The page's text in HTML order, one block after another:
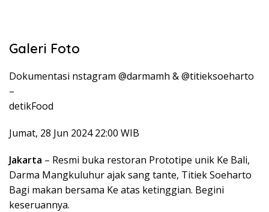
Galeri Foto
Dokumentasi nstagram @darmamh & @titieksoeharto
–
detikFood
Jumat, 28 Jun 2024 22:00 WIB
Jakarta – Resmi buka restoran Prototipe unik Ke Bali,
Darma Mangkuluhur ajak sang tante, Titiek Soeharto
Bagi makan bersama Ke atas ketinggian. Begini
keseruannya.